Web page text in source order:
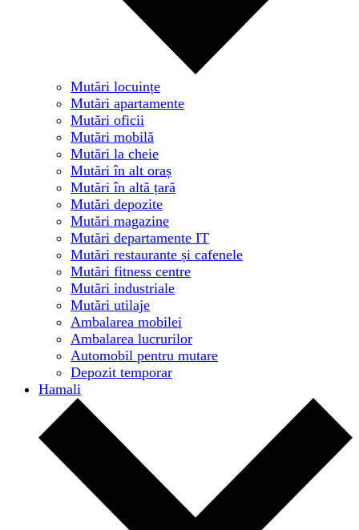
Mutări locuințe
Mutări apartamente
Mutări oficii
Mutări mobilă
Mutări la cheie
Mutări în alt oraș
Mutări în altă țară
Mutări depozite
Mutări magazine
Mutări departamente IT
Mutări restaurante și cafenele
Mutări fitness centre
Mutări industriale
Mutări utilaje
Ambalarea mobilei
Ambalarea lucrurilor
Automobil pentru mutare
Depozit temporar
Hamali